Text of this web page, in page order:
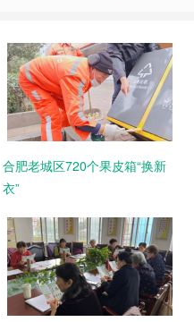
合肥老城区720个果皮箱“换新
衣”